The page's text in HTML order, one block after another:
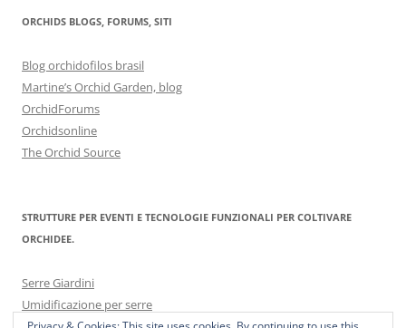
ORCHIDS BLOGS, FORUMS, SITI
Blog orchidofilos brasil
Martine’s Orchid Garden, blog
OrchidForums
Orchidsonline
The Orchid Source
STRUTTURE PER EVENTI E TECNOLOGIE FUNZIONALI PER COLTIVARE
ORCHIDEE.
Serre Giardini
Umidificazione per serre